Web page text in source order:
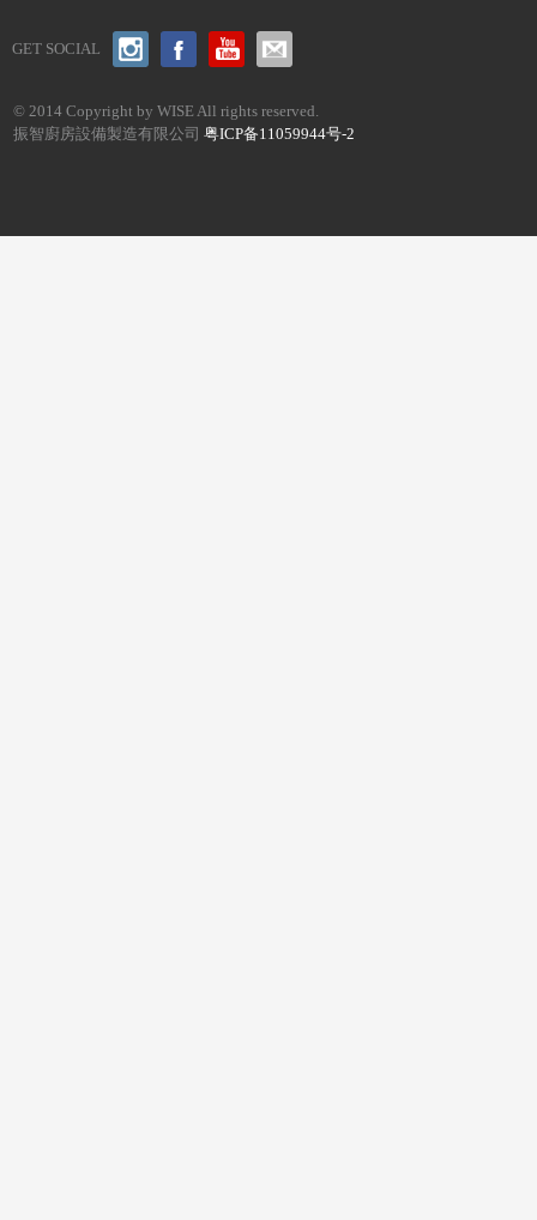
GET SOCIAL
© 2014 Copyright by WISE All rights reserved.
振智廚房設備製造有限公司 粤ICP备11059944号-2